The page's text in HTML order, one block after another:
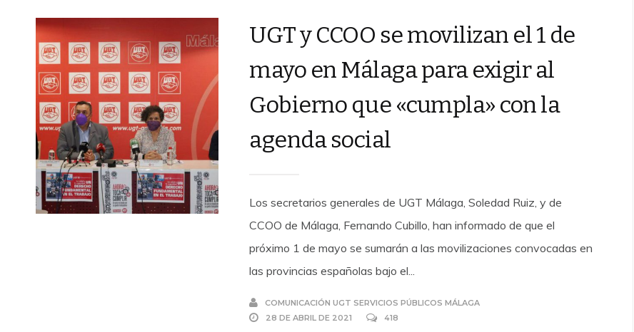
UGT y CCOO se movilizan el 1 de
mayo en Málaga para exigir al
Gobierno que «cumpla» con la
agenda social
Los secretarios generales de UGT Málaga, Soledad Ruiz, y de
CCOO de Málaga, Fernando Cubillo, han informado de que el
próximo 1 de mayo se sumarán a las movilizaciones convocadas en
las provincias españolas bajo el...
COMUNICACIÓN UGT SERVICIOS PÚBLICOS MÁLAGA
28 DE ABRIL DE 2021
418